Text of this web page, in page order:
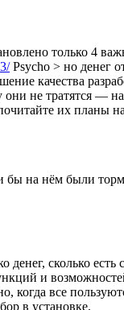
только 4
Psycho > но денег
качества
не тратятся —
их планы
на нём были
сколько
и
когда все
в установке.